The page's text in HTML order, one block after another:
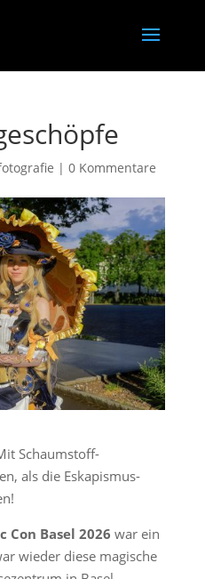
| 0 Kommentare
Schaumstoff-
als die Eskapismus-
Con Basel 2026 war ein
wieder diese magische